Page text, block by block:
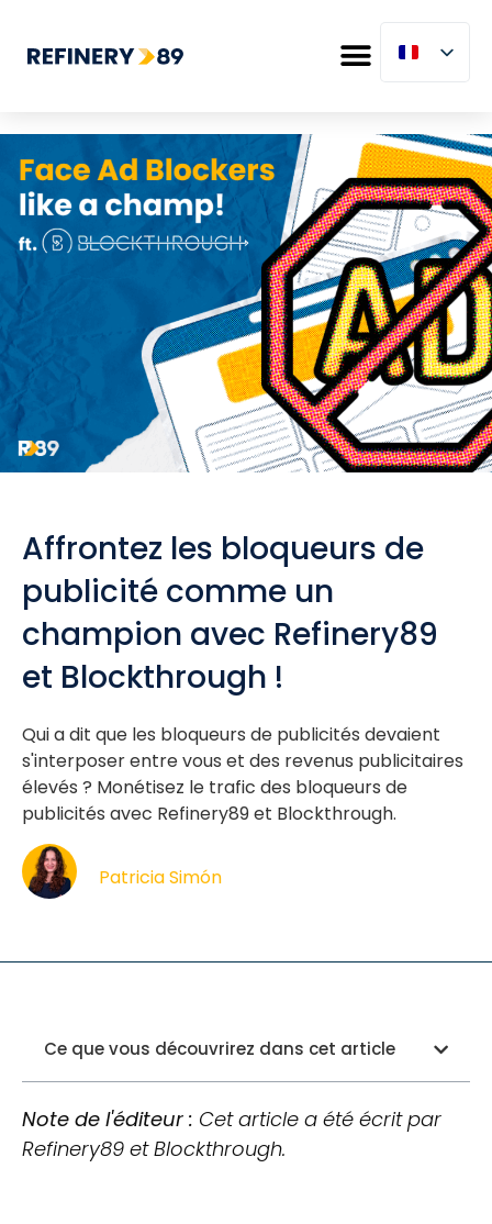
Affrontez les bloqueurs de
publicité comme un
champion avec Refinery89
et Blockthrough !
Qui a dit que les bloqueurs de publicités devaient
s'interposer entre vous et des revenus publicitaires
élevés ? Monétisez le trafic des bloqueurs de
publicités avec Refinery89 et Blockthrough.
Patricia Simón
Ce que vous découvrirez dans cet article
Note de l'éditeur : Cet article a été écrit par
Refinery89 et Blockthrough.